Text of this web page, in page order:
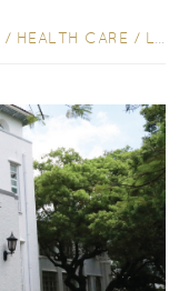
/ HEALTH CARE / LIFESTYLE